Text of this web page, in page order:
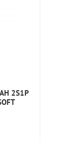
2S1P